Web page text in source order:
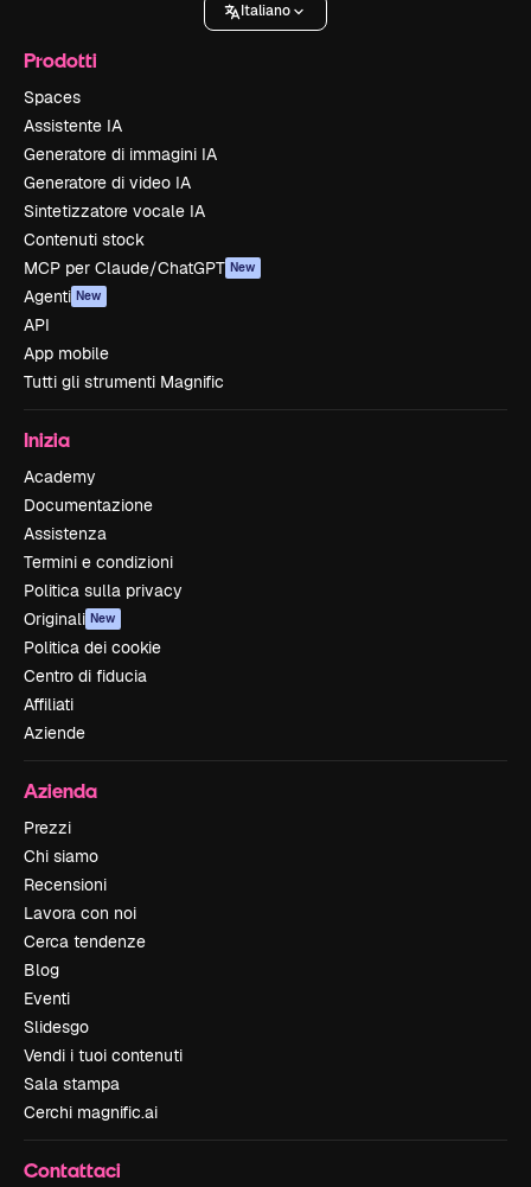
Italiano
Prodotti
Spaces
Assistente IA
Generatore di immagini IA
Generatore di video IA
Sintetizzatore vocale IA
Contenuti stock
MCP per Claude/ChatGPT New
Agenti New
API
App mobile
Tutti gli strumenti Magnific
Inizia
Academy
Documentazione
Assistenza
Termini e condizioni
Politica sulla privacy
Originali New
Politica dei cookie
Centro di fiducia
Affiliati
Aziende
Azienda
Prezzi
Chi siamo
Recensioni
Lavora con noi
Cerca tendenze
Blog
Eventi
Slidesgo
Vendi i tuoi contenuti
Sala stampa
Cerchi magnific.ai
Contattaci